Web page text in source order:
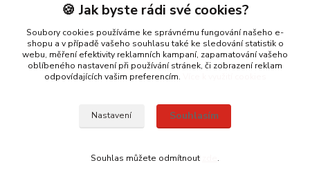
+420 774 198 598
(Po-Pá, 9-16 hod.)
info@vampiric.cz
© 2025 Všechna práva vyhrazena
🍪 Jak byste rádi své cookies?
Soubory cookies používáme ke správnému fungování našeho e-
shopu a v případě vašeho souhlasu také ke sledování statistik o
webu, měření efektivity reklamních kampaní, zapamatování vašeho
oblíbeného nastavení při používání stránek, či zobrazení reklam
odpovídajících vašim preferencím.
Nastavení Souhlasím
Souhlas můžete odmítnout .